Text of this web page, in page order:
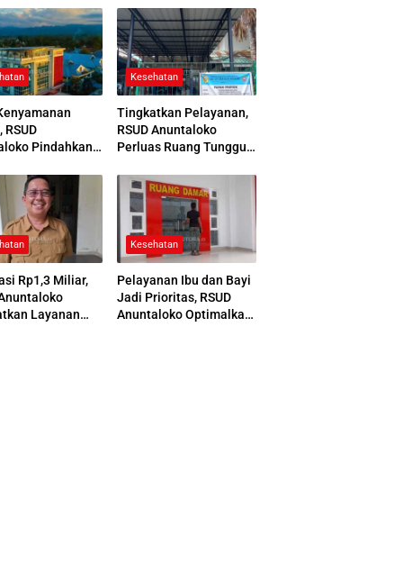
RSUD
Pindahkan
Kesehatan
Tingkatkan Pelayanan,
RSUD Anuntaloko
Perluas Ruang Tunggu
Parkir
Rp1,3 Miliar,
Layanan
Kesehatan
Pelayanan Ibu dan Bayi
Jadi Prioritas, RSUD
Anuntaloko Optimalkan